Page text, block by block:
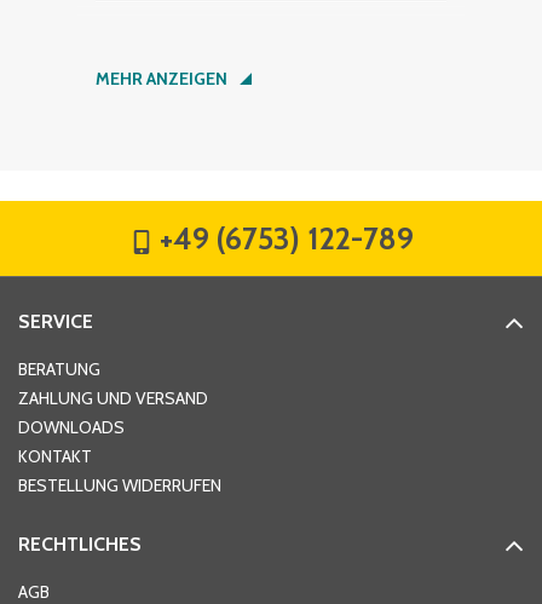
Nachname*
Hausnummer
Ort*
MEHR ANZEIGEN
+49 (6753) 122-789
SERVICE
BERATUNG
ZAHLUNG UND VERSAND
DOWNLOADS
KONTAKT
BESTELLUNG WIDERRUFEN
RECHTLICHES
AGB